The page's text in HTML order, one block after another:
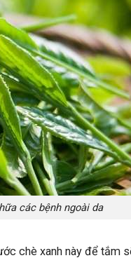
các bệnh ngoài da
chè xanh này để tắm